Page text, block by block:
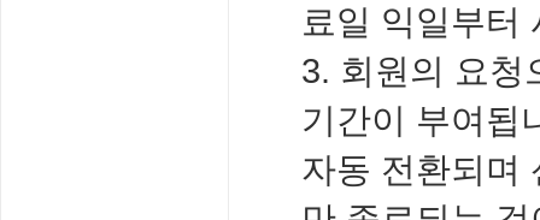
료일 익일부터
3. 회원의 요청
기간이 부여됩
자동 전환되며